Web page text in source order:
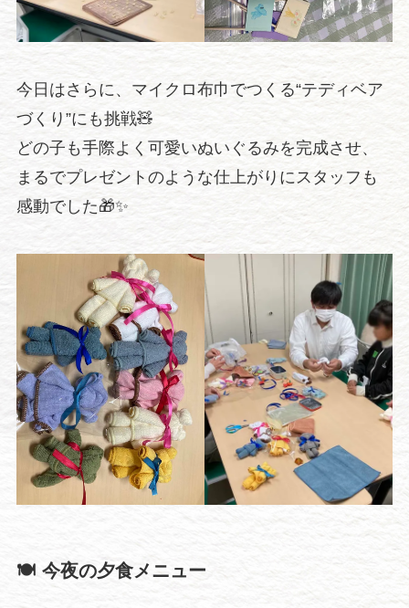
今日はさらに、マイクロ布巾でつくる“テディベア
づくり”にも挑戦🧸
どの子も手際よく可愛いぬいぐるみを完成させ、
まるでプレゼントのような仕上がりにスタッフも
感動でした🎁✨
🍽️ 今夜の夕食メニュー